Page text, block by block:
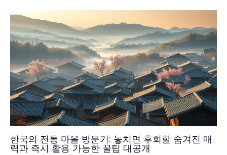
한국의 전통 마을 방문기: 놓치면 후회할 숨겨진 매
력과 즉시 활용 가능한 꿀팁 대공개